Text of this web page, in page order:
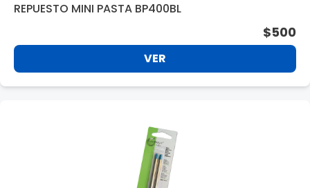
REPUESTO MINI PASTA BP400BL
$500
VER